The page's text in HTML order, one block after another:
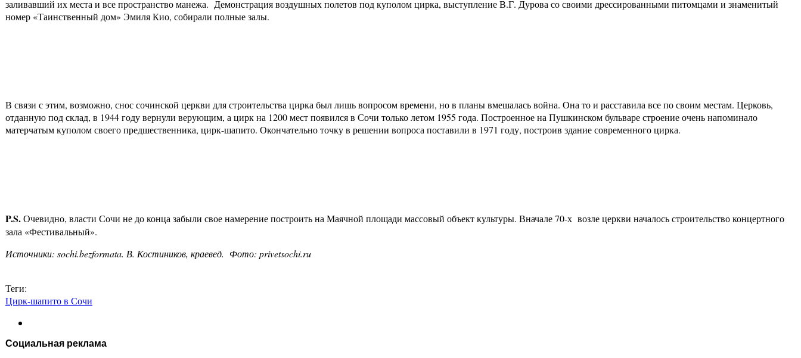
заливавший их места и все пространство манежа. Демонстрация воздушных полетов под куполом цирка, выступление В.Г. Дурова со своими дрессированными питомцами и знаменитый
номер «Таинственный дом» Эмиля Кио, собирали полные залы.
В связи с этим, возможно, снос сочинской церкви для строительства цирка был лишь вопросом времени, но в планы вмешалась война. Она то и расставила все по своим местам. Церковь,
отданную под склад, в 1944 году вернули верующим, а цирк на 1200 мест появился в Сочи только летом 1955 года. Построенное на Пушкинском бульваре строение очень напоминало
матерчатым куполом своего предшественника, цирк-шапито. Окончательно точку в решении вопроса поставили в 1971 году, построив здание современного цирка.
P.S.Очевидно, власти Сочи не до конца забыли свое намерение построить на Маячной площади массовый объект культуры. Вначале 70-х возле церкви началось строительство концертного
зала «Фестивальный».
Источники: sochi.bezformata. В. Костиников, краевед. Фото: privetsochi.ru
Теги:
Цирк-шапито в Сочи
Социальная реклама